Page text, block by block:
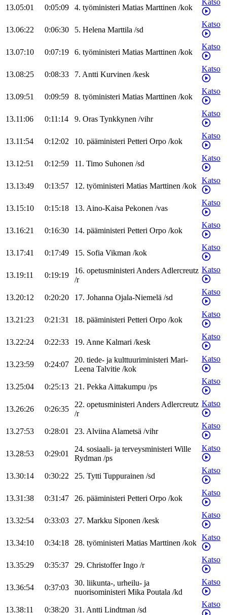
13.05:01 0:05:09 4. työministeri Matias Marttinen /kok
Katso
13.06:22 0:06:30 5. Helena Marttila /sd
Katso
13.07:10 0:07:19 6. työministeri Matias Marttinen /kok
Katso
13.08:25 0:08:33 7. Antti Kurvinen /kesk
Katso
13.09:51 0:09:59 8. työministeri Matias Marttinen /kok
Katso
13.11:06 0:11:14 9. Oras Tynkkynen /vihr
Katso
13.11:54 0:12:02 10. pääministeri Petteri Orpo /kok
Katso
13.12:51 0:12:59 11. Timo Suhonen /sd
Katso
13.13:49 0:13:57 12. työministeri Matias Marttinen /kok
Katso
13.15:10 0:15:18 13. Aino-Kaisa Pekonen /vas
Katso
13.16:21 0:16:30 14. pääministeri Petteri Orpo /kok
Katso
13.17:41 0:17:49 15. Sofia Vikman /kok
Katso
13.19:11 0:19:19
16. opetusministeriAndersAdlercreutz
/r
Katso
13.20:12 0:20:20 17. Johanna Ojala-Niemelä /sd
Katso
13.21:23 0:21:31 18. pääministeri Petteri Orpo /kok
Katso
13.22:24 0:22:33 19. Anne Kalmari /kesk
Katso
13.23:59 0:24:07
20. tiede- ja kulttuuriministeri Mari-
Leena Talvitie /kok
Katso
13.25:04 0:25:13 21. PekkaAittakumpu /ps
Katso
13.26:26 0:26:35
22. opetusministeriAndersAdlercreutz
/r
Katso
13.27:53 0:28:01 23. AlviinaAlametsä /vihr
Katso
13.28:53 0:29:01
24. sosiaali- ja terveysministeri Wille
Rydman /ps
Katso
13.30:14 0:30:22 25. Tytti Tuppurainen /sd
Katso
13.31:38 0:31:47 26. pääministeri Petteri Orpo /kok
Katso
13.32:54 0:33:03 27. Markku Siponen /kesk
Katso
13.34:10 0:34:18 28. työministeri Matias Marttinen /kok
Katso
13.35:29 0:35:37 29. Christoffer Ingo /r
Katso
13.36:54 0:37:03
30. liikunta-, urheilu- ja
nuorisoministeri Mika Poutala /kd
Katso
13.38:11 0:38:20 31. Antti Lindtman /sd
Katso